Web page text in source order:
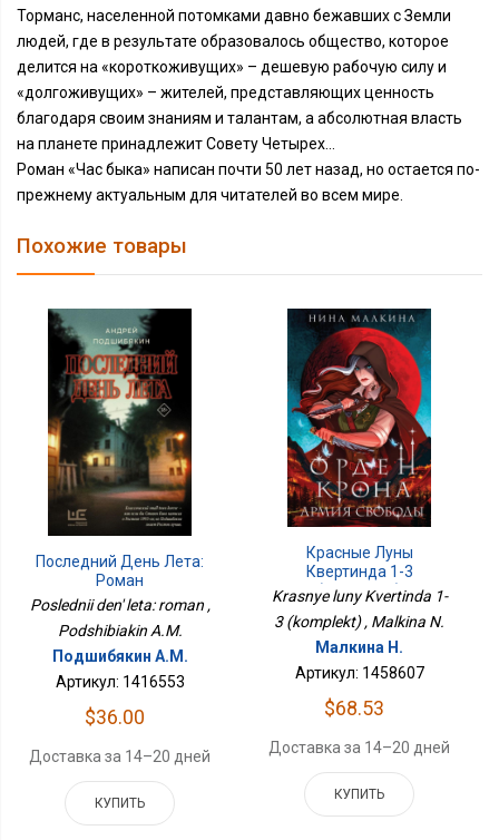
Торманс, населенной потомками давно бежавших с Земли
людей, где в результате образовалось общество, которое
делится на «короткоживущих» – дешевую рабочую силу и
«долгоживущих» – жителей, представляющих ценность
благодаря своим знаниям и талантам, а абсолютная власть
на планете принадлежит Совету Четырех…
Роман «Час быка» написан почти 50 лет назад, но остается по-
прежнему актуальным для читателей во всем мире.
Похожие товары
Последний День Лета:
Роман
Poslednii den' leta: roman ,
Podshibiakin A.M.
Подшибякин А.М.
Артикул: 1416553
$36.00
Доставка за 14–20 дней
КУПИТЬ
Красные Луны
Квертинда 1-3
(комплект)
Krasnye luny Kvertinda 1-
3 (komplekt) , Malkina N.
Малкина Н.
Артикул: 1458607
$68.53
Доставка за 14–20 дней
КУПИТЬ